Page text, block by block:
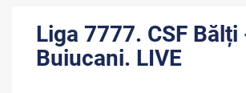
Liga 7777. CSF Bălți
Buiucani. LIVE